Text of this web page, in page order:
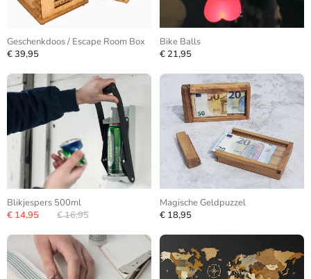
Geschenkdoos / Escape Room Box
€ 39,95
Bike Balls
€ 21,95
Blikjespers 500ml
€ 14,95
€ 16,95
Magische Geldpuzzel
€ 18,95